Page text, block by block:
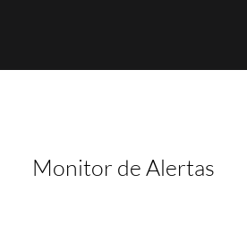
Monitor de Alertas